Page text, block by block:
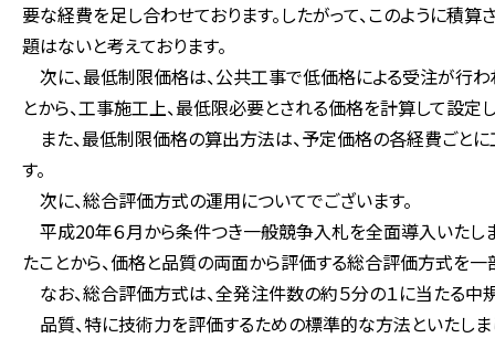
要な経費を足し合わせております。したがって、このように
題はないと考えております。
次に、最低制限価格は、公共工事で低価格による受注が行
とから、工事施工上、最低限必要とされる価格を計算して設定
また、最低制限価格の算出方法は、予定価格の各経費ごと
す。
次に、総合評価方式の運用についてでございます。
平成20年６月から条件つき一般競争入札を全面導入いたし
たことから、価格と品質の両面から評価する総合評価方式を一
なお、総合評価方式は、全発注件数の約５分の１に当たる
品質、特に技術力を評価するための標準的な方法といたし